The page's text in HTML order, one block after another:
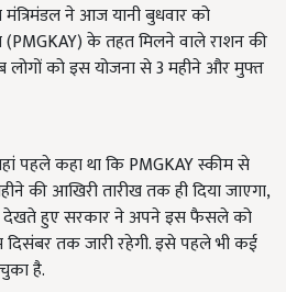
ने आज यानी बुधवार को
(PMGKAY) के तहत मिलने वाले राशन की
लोगों को इस योजना से 3 महीने और मुफ्त
पहले कहा था कि PMGKAY स्कीम से
की आखिरी तारीख तक ही दिया जाएगा,
देखते हुए सरकार ने अपने इस फैसले को
तक जारी रहेगी. इसे पहले भी कई
है.